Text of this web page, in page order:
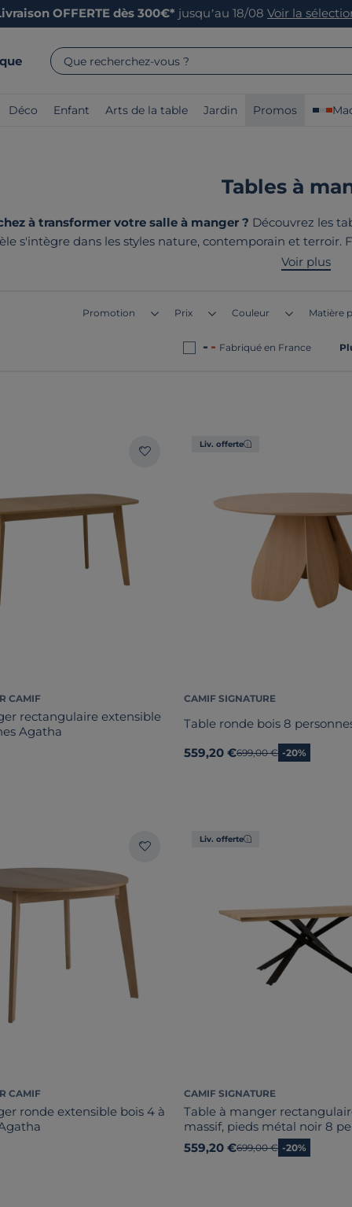
OFFERTE dès 300€* jusqu’au 18/08 Voir la
Que recherchez-vous ?
Déco Enfant Arts de la table Jardin Promos
Tables à
à transformer votre salle à manger ? Découvrez les
s'intègre dans les styles nature, contemporain et terroir.
robustesse et esthétisme. Profitez d'une production
Voir plus
Promotion Prix Couleur Matière
Fabriqué en France
CAMIF
rectangulaire extensible
Agatha
Liv. offerte
CAMIF SIGNATURE
Table ronde bois 8
559,20 €Ancien prix
699,00 € -20%
CAMIF
ronde extensible bois 4 à
Liv. offerte
CAMIF SIGNATURE
Table à manger
massif, pieds métal noir 8
Victoire
559,20 €Ancien prix
699,00 € -20%